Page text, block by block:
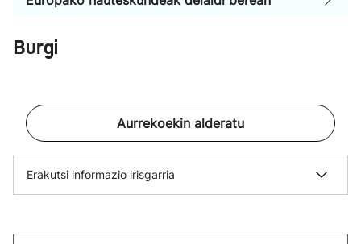
Burgi
Aurrekoekin alderatu
Erakutsi informazio irisgarria